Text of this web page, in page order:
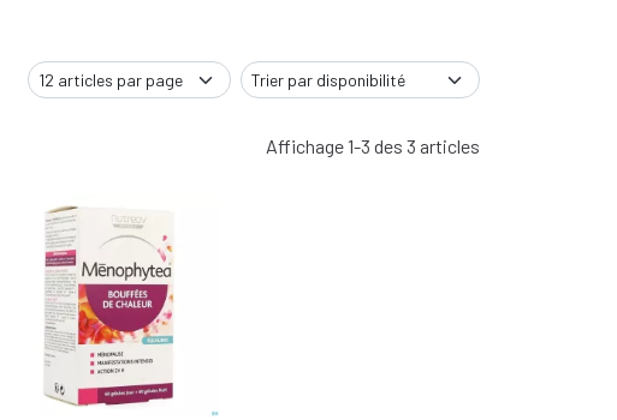
Affichage 1-3 des 3 articles